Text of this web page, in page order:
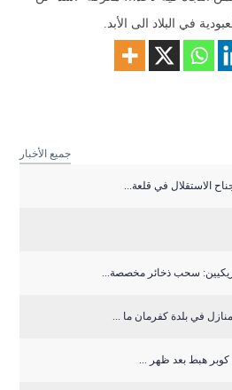
في البلاد الى الأبد.
جميع الأخبار
الاستقلال في قلعة...
سحب ذخائر مخصصة...
في بلدة كفرمان ما ...
كوبر هبط بعد ظهر ...